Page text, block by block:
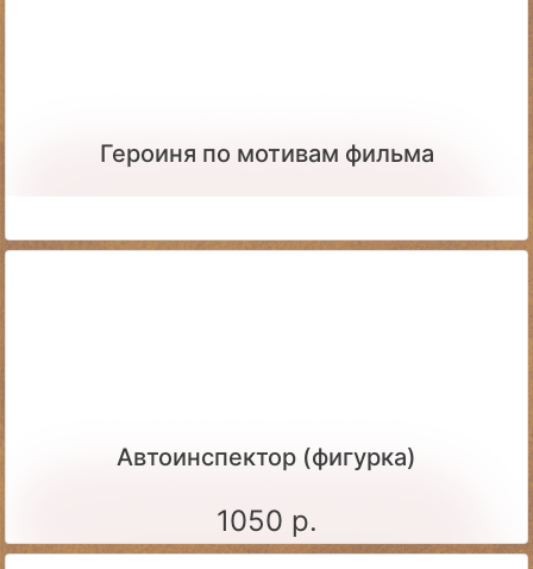
Героиня по мотивам фильма
Автоинспектор (фигурка)
1050 р.